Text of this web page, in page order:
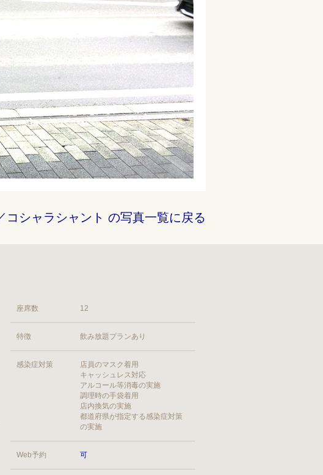
コシャラシャント の写真一覧に戻る
座席数 12
特徴 飲み放題プランあり
感染症対策
店員のマスク着用
キャッシュレス対応
アルコール等消毒の実施
調理時の手袋着用
店内換気の実施
都道府県が指定する感染症対策
の実施
Web予約 可